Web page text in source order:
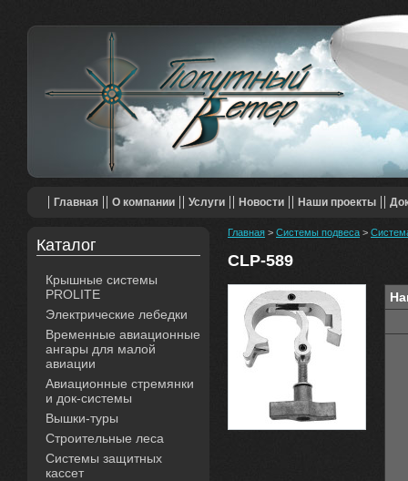
Главная О компании Услуги Новости Наши проекты
Каталог
Крышные системы
PROLITE
Электрические лебедки
Временные авиационные
ангары для малой
авиации
Авиационные стремянки
и док-системы
Вышки-туры
Строительные леса
Системы защитных
кассет
Главная > Системы подвеса >
CLP-589